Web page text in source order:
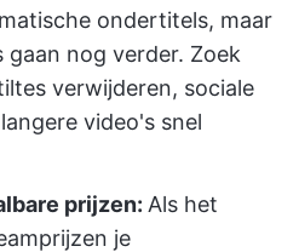
ondertitels, maar
nog verder. Zoek
verwijderen, sociale
video's snel
prijzen: Als het
je